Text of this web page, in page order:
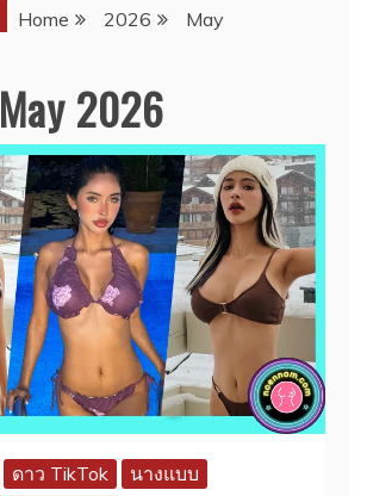
Home 2026 May
May 2026
ดาว TikTok
นางแบบ